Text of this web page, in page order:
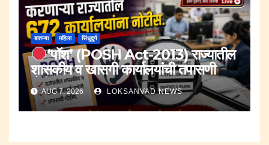
बातम्या महिला सिंधुदुर्ग
‘पॉश’ (POSH Act-2013) राज्यातील
शासकीय व खासगी कार्यालयांची तपासणी
मोहीम..
AUG 7, 2026 LOKSANVAD NEWS